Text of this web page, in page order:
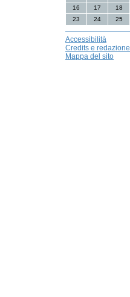
16
17 18
23
24 25
Accessibilità
Credits e redazione
Mappa del sito